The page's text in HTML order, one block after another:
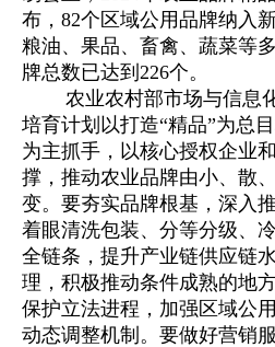
布，82个区域公用品牌纳入
粮油、果品、畜禽、蔬菜等
牌总数已达到226个。
农业农村部市场与信息化
培育计划以打造“精品”为总
为主抓手，以核心授权企业
撑，推动农业品牌由小、散
变。要夯实品牌根基，深入
着眼清洗包装、分等分级、
全链条，提升产业链供应链
理，积极推动条件成熟的地
保护立法进程，加强区域公
动态调整机制。要做好营销